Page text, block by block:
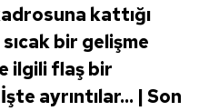
kattığı
bir gelişme
ilgili flaş bir
ayrıntılar... | Son